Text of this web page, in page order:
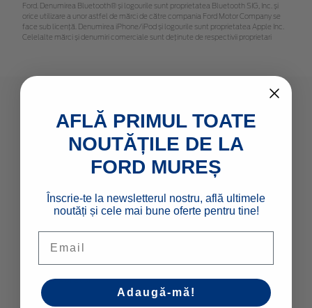
Ford. Denumirea Bluetooth® și logourile sunt proprietatea Bluetooth SIG, Inc. și
orice utilizare a unor astfel de mărci de către compania Ford Motor Company se
face sub licență. Denumirea iPhone/iPod și logourile sunt proprietatea Apple Inc.
Celelalte mărci și denumiri comerciale sunt deținute de respectivii proprietari
MODELE NOI
Autoturisme
Comerciale & Pick Up-uri
Flote
LINK-URI RAPIDE
Configurator
Stoc
AFLĂ PRIMUL TOATE
NOUTĂȚILE DE LA
FORD MUREȘ
Înscrie-te la newsletterul nostru, află ultimele
noutăți și cele mai bune oferte pentru tine!
Adaugă-mă!